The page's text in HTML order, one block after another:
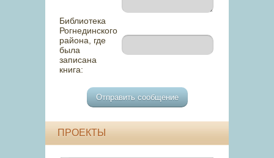
Библиотека
Рогнединского
района, где
была
записана
книга:
ПРОЕКТЫ